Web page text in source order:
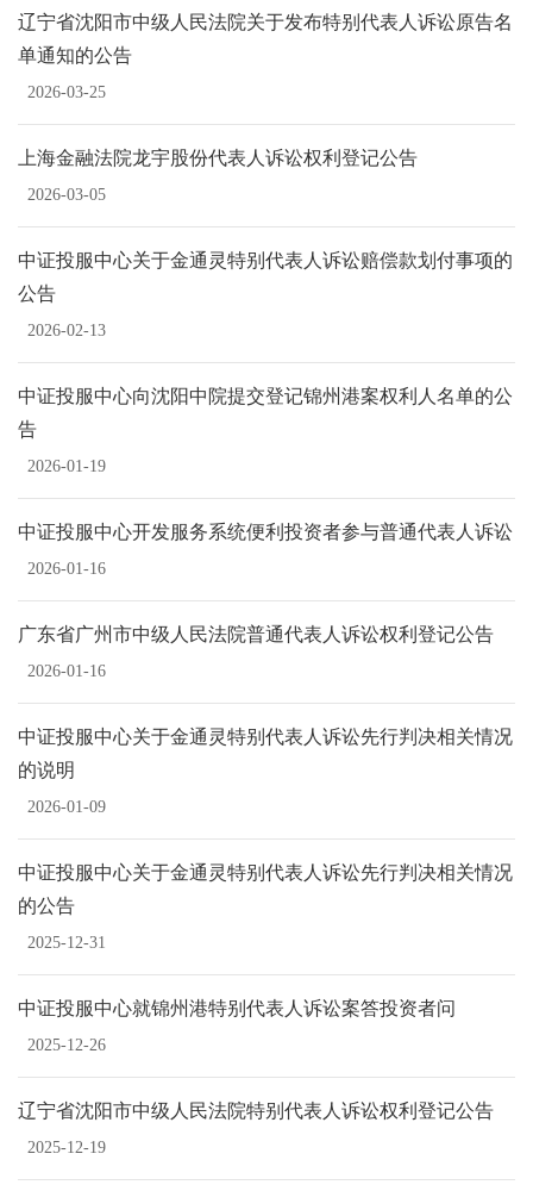
辽宁省沈阳市中级人民法院关于发布特别代表人诉讼原告名
单通知的公告
2026-03-25
上海金融法院龙宇股份代表人诉讼权利登记公告
2026-03-05
中证投服中心关于金通灵特别代表人诉讼赔偿款划付事项的
公告
2026-02-13
中证投服中心向沈阳中院提交登记锦州港案权利人名单的公
告
2026-01-19
中证投服中心开发服务系统便利投资者参与普通代表人诉讼
2026-01-16
广东省广州市中级人民法院普通代表人诉讼权利登记公告
2026-01-16
中证投服中心关于金通灵特别代表人诉讼先行判决相关情况
的说明
2026-01-09
中证投服中心关于金通灵特别代表人诉讼先行判决相关情况
的公告
2025-12-31
中证投服中心就锦州港特别代表人诉讼案答投资者问
2025-12-26
辽宁省沈阳市中级人民法院特别代表人诉讼权利登记公告
2025-12-19